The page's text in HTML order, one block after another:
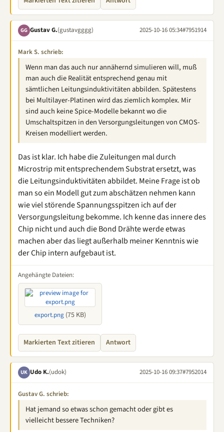
GG Gustav G.(gustavgggg) 2025-10-16 05:34#7951914
Mark S. schrieb:
Wenn man das auch nur annähernd simulieren will, muß
man auch die Realität entsprechend genau mit
sämtlichen Leitungsinduktivitäten abbilden. Spätestens
bei Multilayer-Platinen wird das ziemlich komplex. Mir
sind auch keine Spice-Modelle bekannt wo die
Umschaltspitzen in den Versorgungsleitungen von CMOS-
Kreisen modelliert werden.
Das ist klar. Ich habe die Zuleitungen mal durch
Microstrip mit entsprechendem Substrat ersetzt, was
die Leitungsinduktivitäten abbildet. Meine Frage ist ob
man so ein Modell gut zum abschätzen nehmen kann
wie viel störende Spannungsspitzen ich auf der
Versorgungsleitung bekomme. Ich kenne das innere des
Chip nicht und auch die Bond Drähte werde etwas
machen aber das liegt außerhalb meiner Kenntnis wie
der Chip intern aufgebaut ist.
Angehängte Dateien:
export.png(75 KB)
Markierten Text zitieren Antwort
UK Udo K.(udok) 2025-10-16 09:37#7952014
Gustav G. schrieb:
Hat jemand so etwas schon gemacht oder gibt es
vielleicht bessere Techniken?